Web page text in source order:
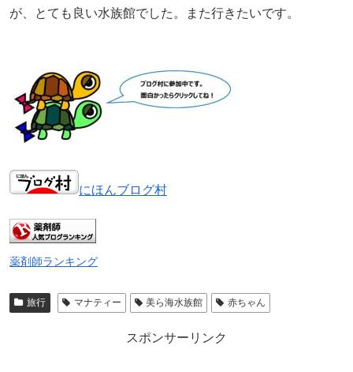
が、とても良い水族館でした。また行きたいです。
にほんブログ村
薬剤師ランキング
旅行 マナティー 美ら海水族館 赤ちゃん
スポンサーリンク